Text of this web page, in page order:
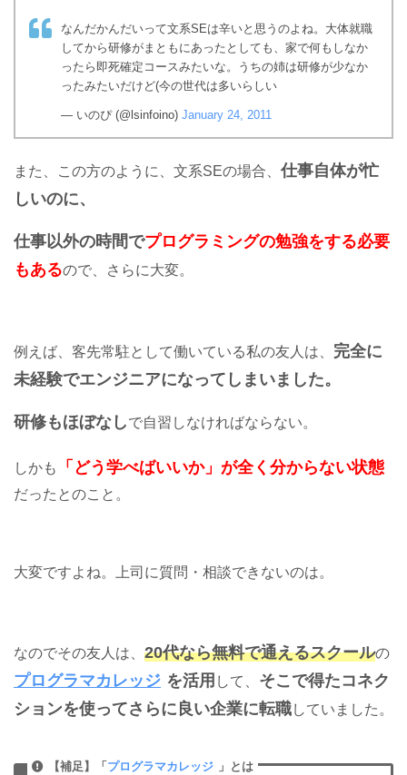
なんだかんだいって文系SEは辛いと思うのよね。大体就職
してから研修がまともにあったとしても、家で何もしなか
ったら即死確定コースみたいな。うちの姉は研修が少なか
ったみたいだけど(今の世代は多いらしい
— いのぴ (@lsinfoino) January 24, 2011
また、この方のように、文系SEの場合、 仕事自体が忙
しいのに、
仕事以外の時間でプログラミングの勉強をする必要
もあるので、さらに大変。
例えば、客先常駐として働いている私の友人は、 完全に
未経験でエンジニアになってしまいました。
研修もほぼなしで自習しなければならない。
しかも 「どう学べばいいか」が全く分からない状態
だったとのこと。
大変ですよね。上司に質問・相談できないのは。
なのでその友人は、 20代なら無料で通えるスクールの
プログラマカレッジ を活用 して、 そこで得たコネク
ションを使ってさらに良い企業に転職していました。
【補足】「 プログラマカレッジ 」とは